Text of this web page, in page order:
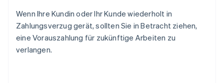
Wenn Ihre Kundin oder Ihr Kunde wiederholt in
Zahlungsverzug gerät, sollten Sie in Betracht ziehen,
eine Vorauszahlung für zukünftige Arbeiten zu
verlangen.